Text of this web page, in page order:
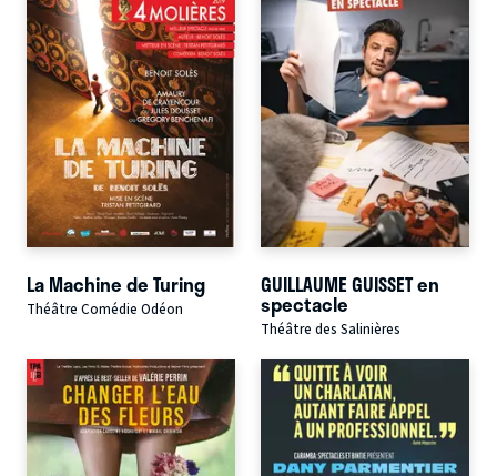
La Machine de Turing
Théâtre Comédie Odéon
GUILLAUME GUISSET en
spectacle
Théâtre des Salinières